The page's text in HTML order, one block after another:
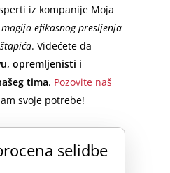
iz kompanije Moja
magija efikasnog presljenja
. Videćete da
opremljenisti i
tima. Pozovite naš
svoje potrebe!
selidbe
Selidbe Bele Tehnike
Emmezeta Dostava
Ikea Dostava
Odnošenje Šuta
Odnošenje Starog
Berlin – Beograd
Minhen – Beograd
Frankfurt – Beograd
Stuttgart – Beograd
Hamburg – Srbija
Smederevo
Požarevac
Prokuplje
Novi Pazar
Pirot